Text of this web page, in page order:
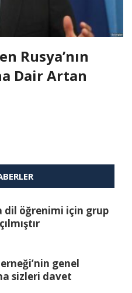
Rusya’nın
Dair Artan
dil öğrenimi için grup
genel
sizleri davet